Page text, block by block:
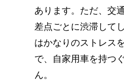
あります。ただ、交
差点ごとに渋滞して
はかなりのストレス
で、自家用車を持つ
ん。